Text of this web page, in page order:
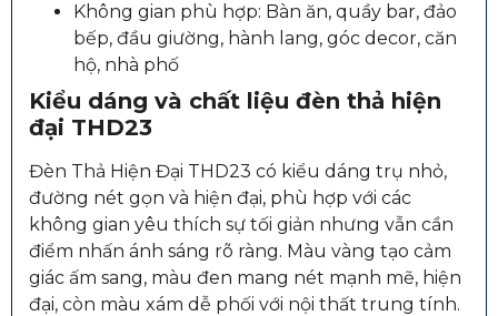
Không gian phù hợp: Bàn ăn, quầy bar, đảo
bếp, đầu giường, hành lang, góc decor, căn
hộ, nhà phố
Kiểu dáng và chất liệu đèn thả hiện
đại THD23
Đèn Thả Hiện Đại THD23 có kiểu dáng trụ nhỏ,
đường nét gọn và hiện đại, phù hợp với các
không gian yêu thích sự tối giản nhưng vẫn cần
điểm nhấn ánh sáng rõ ràng. Màu vàng tạo cảm
giác ấm sang, màu đen mang nét mạnh mẽ, hiện
đại, còn màu xám dễ phối với nội thất trung tính.